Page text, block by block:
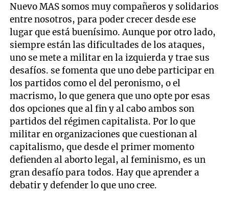
Nuevo MAS somos muy compañeros y solidarios
entre nosotros, para poder crecer desde ese
lugar que está buenísimo. Aunque por otro lado,
siempre están las dificultades de los ataques,
uno se mete a militar en la izquierda y trae sus
desafíos. se fomenta que uno debe participar en
los partidos como el del peronismo, o el
macrismo, lo que genera que uno opte por esas
dos opciones que al fin y al cabo ambos son
partidos del régimen capitalista. Por lo que
militar en organizaciones que cuestionan al
capitalismo, que desde el primer momento
defienden al aborto legal, al feminismo, es un
gran desafío para todos. Hay que aprender a
debatir y defender lo que uno cree.